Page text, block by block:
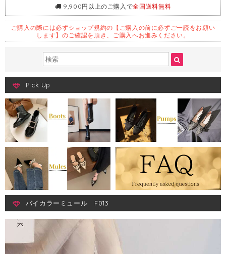
9,900円以上のご購入で全国送料無料
ご購入の際には必ずショップ規約の【ご購入の前に必ずご一読をお願い
します】のご確認を頂き、ご購入へお進みください。
Pick Up
バイカラーミュール F013